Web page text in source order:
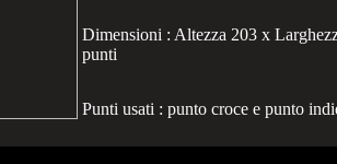
Dimensioni : Altezza 203 x
punti
Punti usati : punto croce e punto